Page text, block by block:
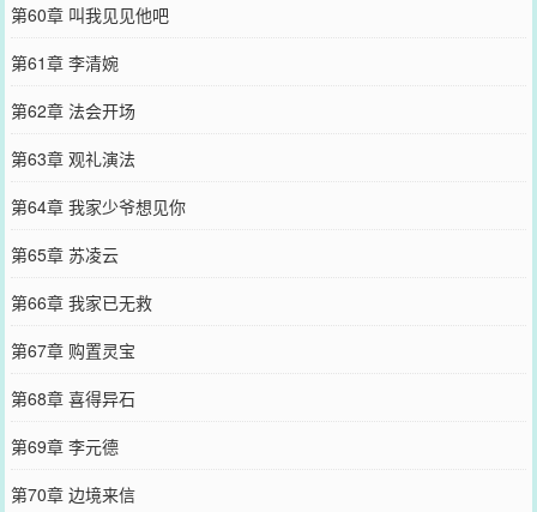
第60章 叫我见见他吧
第61章 李清婉
第62章 法会开场
第63章 观礼演法
第64章 我家少爷想见你
第65章 苏凌云
第66章 我家已无救
第67章 购置灵宝
第68章 喜得异石
第69章 李元德
第70章 边境来信